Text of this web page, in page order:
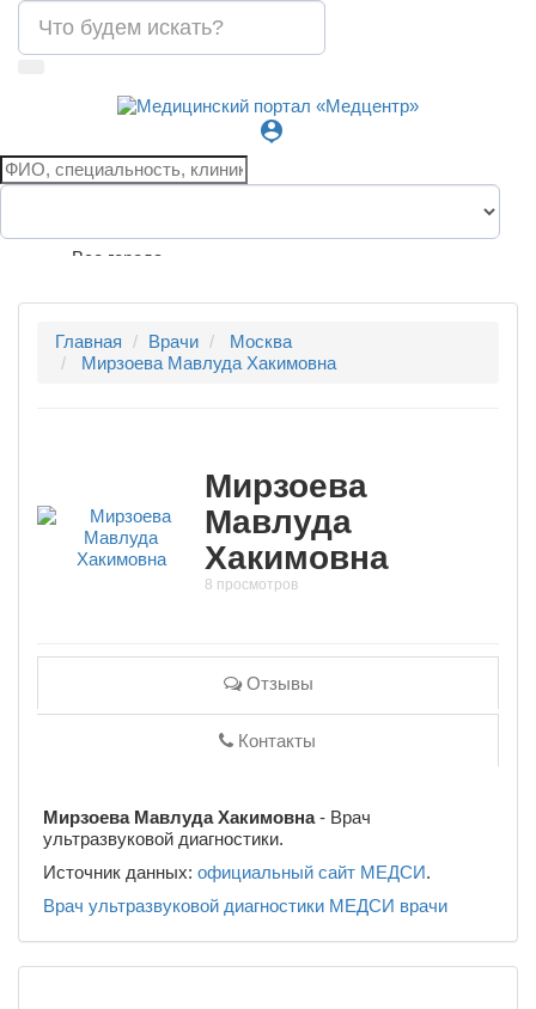
person_pin
Все города
Главная Врачи
Москва
Мирзоева Мавлуда Хакимовна
Мирзоева
Мавлуда
Хакимовна
8 просмотров
Отзывы
Контакты
Мирзоева Мавлуда Хакимовна- Врач
ультразвуковой диагностики.
Источник данных: официальный сайт МЕДСИ.
Врач ультразвуковой диагностики МЕДСИ врачи